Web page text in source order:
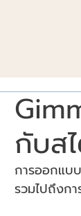
กับส
การออกแบ
รวมไปถึงก